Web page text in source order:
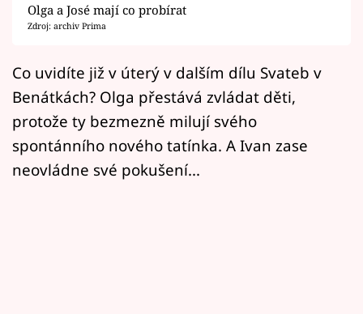
Filmový festival Karlovy Vary
Mámy sobě
Přihlášení
Olga a José mají co probírat
Zdroj: archiv Prima
Co uvidíte již v úterý v dalším dílu Svateb v
Benátkách? Olga přestává zvládat děti,
protože ty bezmezně milují svého
spontánního nového tatínka. A Ivan zase
neovládne své pokušení...